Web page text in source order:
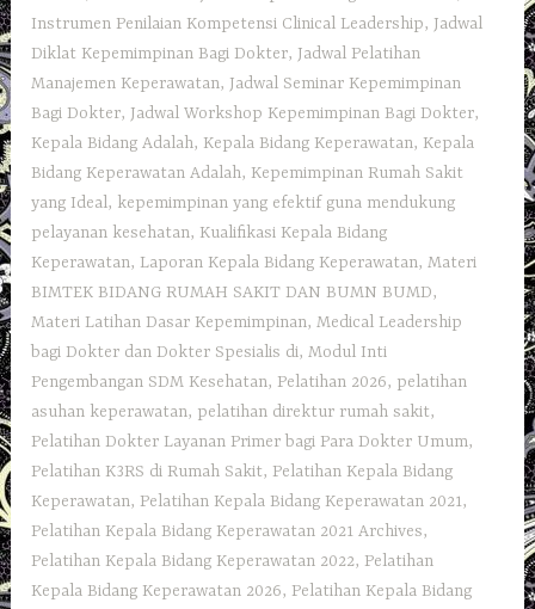
Instrumen Penilaian Kompetensi Clinical Leadership, Jadwal
Diklat Kepemimpinan Bagi Dokter, Jadwal Pelatihan
Manajemen Keperawatan, Jadwal Seminar Kepemimpinan
Bagi Dokter, Jadwal Workshop Kepemimpinan Bagi Dokter,
Kepala Bidang Adalah, Kepala Bidang Keperawatan, Kepala
Bidang Keperawatan Adalah, Kepemimpinan Rumah Sakit
yang Ideal, kepemimpinan yang efektif guna mendukung
pelayanan kesehatan, Kualifikasi Kepala Bidang
Keperawatan, Laporan Kepala Bidang Keperawatan,Materi
BIMTEK BIDANG RUMAH SAKIT DAN BUMN BUMD,
Materi Latihan Dasar Kepemimpinan,Medical Leadership
bagi Dokter dan Dokter Spesialis di,Modul Inti
Pengembangan SDM Kesehatan, Pelatihan 2026, pelatihan
asuhan keperawatan, pelatihan direktur rumah sakit,
Pelatihan Dokter Layanan Primer bagi Para Dokter Umum,
Pelatihan K3RS di Rumah Sakit, Pelatihan Kepala Bidang
Keperawatan, Pelatihan Kepala Bidang Keperawatan 2021,
Pelatihan Kepala Bidang Keperawatan 2021 Archives,
Pelatihan Kepala Bidang Keperawatan 2022, Pelatihan
Kepala Bidang Keperawatan 2026, Pelatihan Kepala Bidang